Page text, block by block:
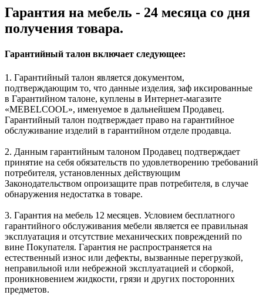
Гарантия на мебель - 24 месяца со дня
получения товара.
Гарантийный талон включает следующее:
1. Гарантийный талон является документом,
подтверждающим то, что данные изделия, заф иксированные
в Гарантийном талоне, куплены в Интернет-магазите
«MEBELCOOL», именуемое в дальнейшем Продавец.
Гарантийный талон подтверждает право на гарантийное
обслуживание изделий в гарантийном отделе продавца.
2. Данным гарантийным талоном Продавец подтверждает
принятие на себя обязательств по удовлетворению требований
потребителя, установленных действующим
Законодательством опроизащите прав потребителя, в случае
обнаружения недостатка в товаре.
3. Гарантия на мебель 12 месяцев. Условием бесплатного
гарантийного обслуживания мебели является ее правильная
эксплуатация и отсутствие механических повреждений по
вине Покупателя. Гарантия не распространяется на
естественный износ или дефекты, вызванные перегрузкой,
неправильной или небрежной эксплуатацией и сборкой,
проникновением жидкости, грязи и других посторонних
предметов.